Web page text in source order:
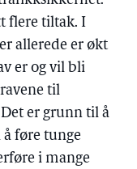
flere tiltak. I
allerede er økt
er og vil bli
til
er grunn til å
føre tunge
i mange